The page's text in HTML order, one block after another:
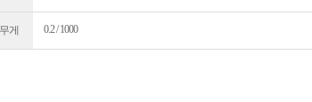
게 0.2 / 1000